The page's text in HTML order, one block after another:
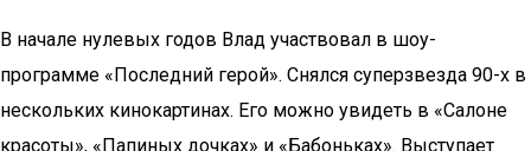
В начале нулевых годов Влад участвовал в шоу-
программе «Последний герой». Снялся суперзвезда 90-х в
нескольких кинокартинах. Его можно увидеть в «Салоне
красоты», «Папиных дочках» и «Бабоньках». Выступает